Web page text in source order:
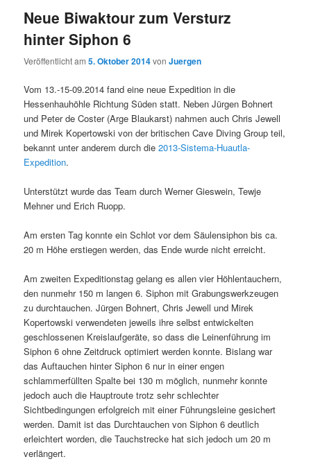
Neue Biwaktour zum Versturz
hinter Siphon 6
Veröffentlicht am5. Oktober 2014vonJuergen
Vom 13.-15-09.2014 fand eine neue Expedition in die
Hessenhauhöhle Richtung Süden statt. Neben Jürgen Bohnert
und Peter de Coster (Arge Blaukarst) nahmen auch Chris Jewell
und Mirek Kopertowski von der britischen Cave Diving Group teil,
bekannt unter anderem durch die2013-Sistema-Huautla-
Expedition.
Unterstützt wurde das Team durch Werner Gieswein, Tewje
Mehner und Erich Ruopp.
Am ersten Tag konnte ein Schlot vor dem Säulensiphon bis ca.
20 m Höhe erstiegen werden, das Ende wurde nicht erreicht.
Am zweiten Expeditionstag gelang es allen vier Höhlentauchern,
den nunmehr 150 m langen 6. Siphon mit Grabungswerkzeugen
zu durchtauchen. Jürgen Bohnert, Chris Jewell und Mirek
Kopertowski verwendeten jeweils ihre selbst entwickelten
geschlossenen Kreislaufgeräte, so dass die Leinenführung im
Siphon 6 ohne Zeitdruck optimiert werden konnte. Bislang war
das Auftauchen hinter Siphon 6 nur in einer engen
schlammerfüllten Spalte bei 130 m möglich, nunmehr konnte
jedoch auch die Hauptroute trotz sehr schlechter
Sichtbedingungen erfolgreich mit einer Führungsleine gesichert
werden. Damit ist das Durchtauchen von Siphon 6 deutlich
erleichtert worden, die Tauchstrecke hat sich jedoch um 20 m
verlängert.